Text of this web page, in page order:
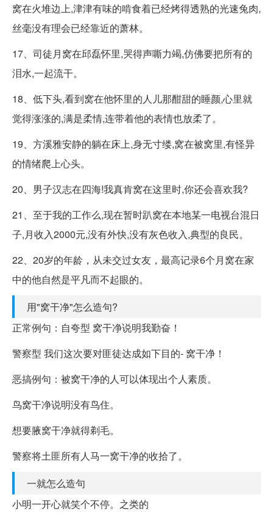
窝在火堆边上,津津有味的啃食着已经烤得透熟的光速兔肉,
丝毫没有理会已经靠近的萧林。
17、司徒月窝在邱磊怀里,哭得声嘶力竭,仿佛要把所有的
泪水,一起流干。
18、低下头,看到窝在他怀里的人儿那酣甜的睡颜,心里就
觉得涨涨的,满是柔情,连带着他的表情也放柔了。
19、方溪雅安静的躺在床上,身无寸缕,窝在被窝里,有怪异
的情绪爬上心头。
20、男子汉志在四海!我真肯窝在这里时,你还会喜欢我?
21、至于我的工作么,现在暂时趴窝在本地某一电视台混日
子,月收入2000元,没有外快,没有灰色收入,典型的良民。
22、20岁的年龄，从未交过女友，最高记录6个月窝在家
中的他自然是平凡而不起眼的。
用"窝干净"怎么造句?
正常例句：自夸型 窝干净说明我勤奋！
警察型 我们这次要对匪徒达成如下目的- 窝干净！
恶搞例句：被窝干净的人可以体现出个人素质。
鸟窝干净说明没有鸟住。
想要腋窝干净就得剃毛。
警察将土匪所有人马一窝干净的收拾了。
一就怎么造句
小明一开心就笑个不停。之类的